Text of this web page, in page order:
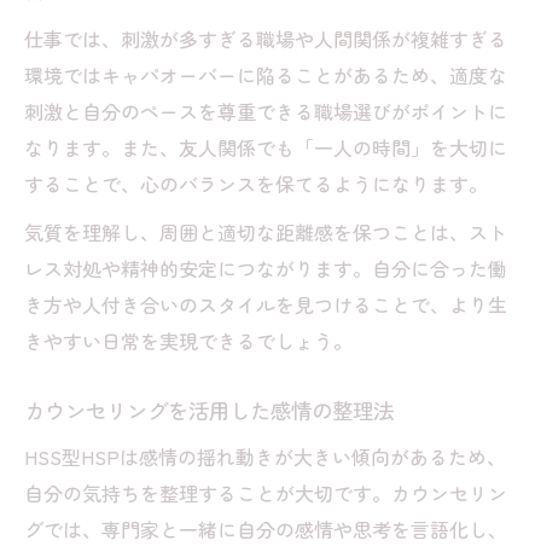
仕事では、刺激が多すぎる職場や人間関係が複雑すぎる
環境ではキャパオーバーに陥ることがあるため、適度な
刺激と自分のペースを尊重できる職場選びがポイントに
なります。また、友人関係でも「一人の時間」を大切に
することで、心のバランスを保てるようになります。
気質を理解し、周囲と適切な距離感を保つことは、スト
レス対処や精神的安定につながります。自分に合った働
き方や人付き合いのスタイルを見つけることで、より生
きやすい日常を実現できるでしょう。
カウンセリングを活用した感情の整理法
HSS型HSPは感情の揺れ動きが大きい傾向があるため、
自分の気持ちを整理することが大切です。カウンセリン
グでは、専門家と一緒に自分の感情や思考を言語化し、